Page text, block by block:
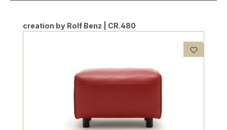
Produktgalerie überspringen
creation by Rolf Benz | CR.480